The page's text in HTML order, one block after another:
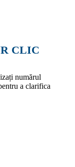
CLIC
numărul
a clarifica